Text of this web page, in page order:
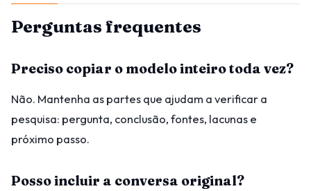
Perguntas frequentes
Preciso copiar o modelo inteiro toda vez?
Não. Mantenha as partes que ajudam a verificar a
pesquisa: pergunta, conclusão, fontes, lacunas e
próximo passo.
Posso incluir a conversa original?